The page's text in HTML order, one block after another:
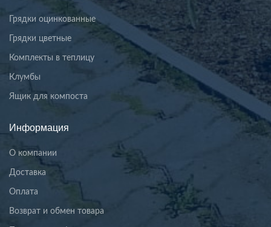
Грядки оцинкованные
Грядки цветные
Комплекты в теплицу
Клумбы
Ящик для компоста
Информация
О компании
Доставка
Оплата
Возврат и обмен товара